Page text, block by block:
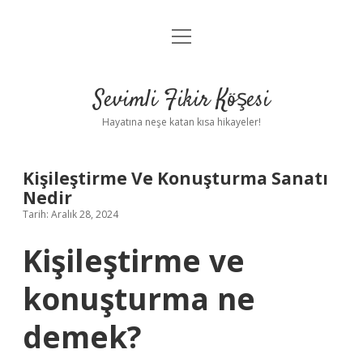
Anasayfa
Yasal Uyarı
menüyü
Sevimli Fikir Köşesi
Hayatına neşe katan kısa hikayeler!
Kişileştirme Ve Konuşturma Sanatı
Nedir
Tarih: Aralık 28, 2024
Kişileştirme ve
konuşturma ne
demek?